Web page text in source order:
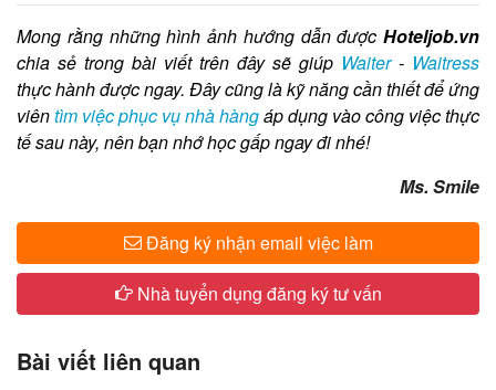
Mong rằng những hình ảnh hướng dẫn được Hoteljob.vn
chia sẻ trong bài viết trên đây sẽ giúp Waiter - Waitress
thực hành được ngay. Đây cũng là kỹ năng cần thiết để ứng
viêntìm việc phục vụ nhà hàngáp dụng vào công việc thực
tế sau này, nên bạn nhớ học gấp ngay đi nhé!
Ms. Smile
Đăng ký nhận email việc làm
Nhà tuyển dụng đăng ký tư vấn
Bài viết liên quan